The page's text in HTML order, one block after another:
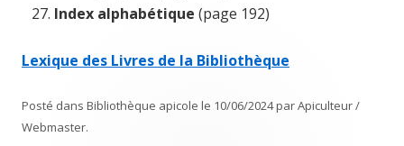
Index alphabétique (page 192)
Lexique des Livres de la Bibliothèque
Posté dans Bibliothèque apicole le 10/06/2024parApiculteur /
Webmaster.